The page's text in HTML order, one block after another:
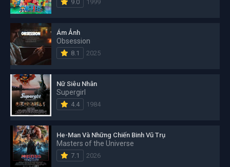
9.0 1999
Ám Ảnh
Obsession
8.1 2025
Nữ Siêu Nhân
Supergirl
4.4 1984
He-Man Và Những Chiến Binh Vũ Trụ
Masters of the Universe
7.1 2026